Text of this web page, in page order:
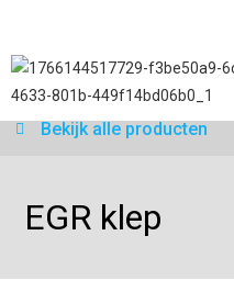
Bekijk alle producten
EGR klep